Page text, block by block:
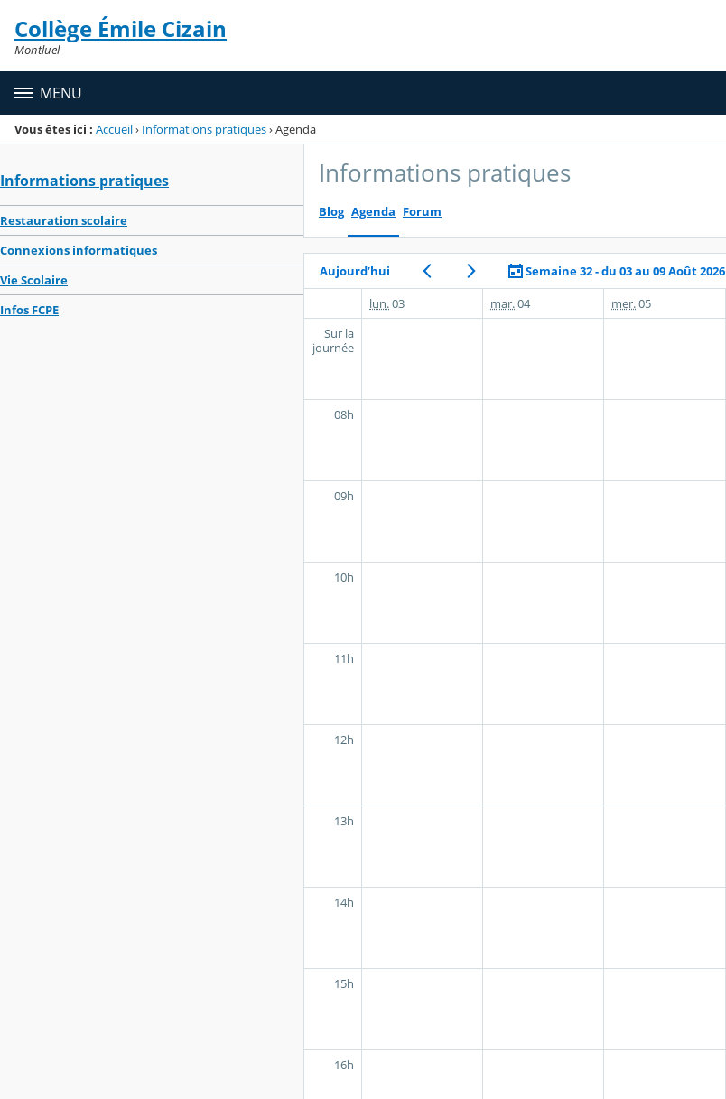
Menu de la rubrique
Contenu
Collège Émile Cizain
Montluel
MENU
Vous êtes ici : Accueil› Informations pratiques›Agenda
Informations pratiques
Restauration scolaire
Connexions informatiques
Vie Scolaire
Infos FCPE
Informations pratiques
Blog Agenda Forum
Aujourd’hui Semaine 32 - du 03 au 09 Août 2026
lun.03 mar.04 mer.05
Sur la
journée
08h
09h
10h
11h
12h
13h
14h
15h
16h